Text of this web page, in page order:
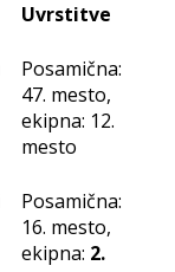
Uvrstitve
Posamična:
47. mesto,
ekipna: 12.
mesto
Posamična:
16. mesto,
ekipna: 2.